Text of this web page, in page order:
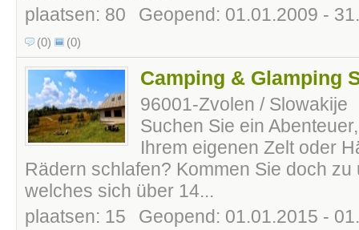
plaatsen: 80
Geopend: 01.01.2009 -
(0) (0)
Camping & Glamping
96001-Zvolen / Slowakije
Suchen Sie ein
Ihrem eigenen Zelt oder
Rädern schlafen? Kommen Sie doch
welches sich über 14...
plaatsen: 15
Geopend: 01.01.2015 -